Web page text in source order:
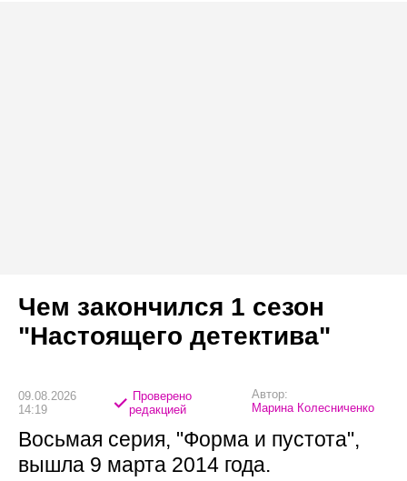
Чем закончился 1 сезон
"Настоящего детектива"
09.08.2026
14:19
Проверено
редакцией
Автор:
Марина Колесниченко
Восьмая серия, "Форма и пустота",
вышла 9 марта 2014 года.